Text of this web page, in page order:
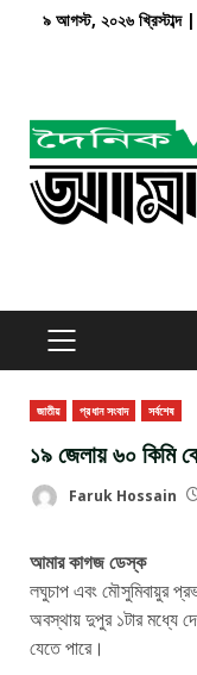
৯ আগস্ট, ২০২৬ খ্রিস্টাব্দ
PRIMARY
MENU
জাতীয় প্রধান সংবাদ সর্বশেষ
১৯ জেলায় ৬০ কিমি
Faruk Hossain
আমার কাগজ ডেস্ক
লঘুচাপ এবং মৌসুমিবায়ুর
অবস্থায় দুপুর ১টার মধ্যে
যেতে পারে।